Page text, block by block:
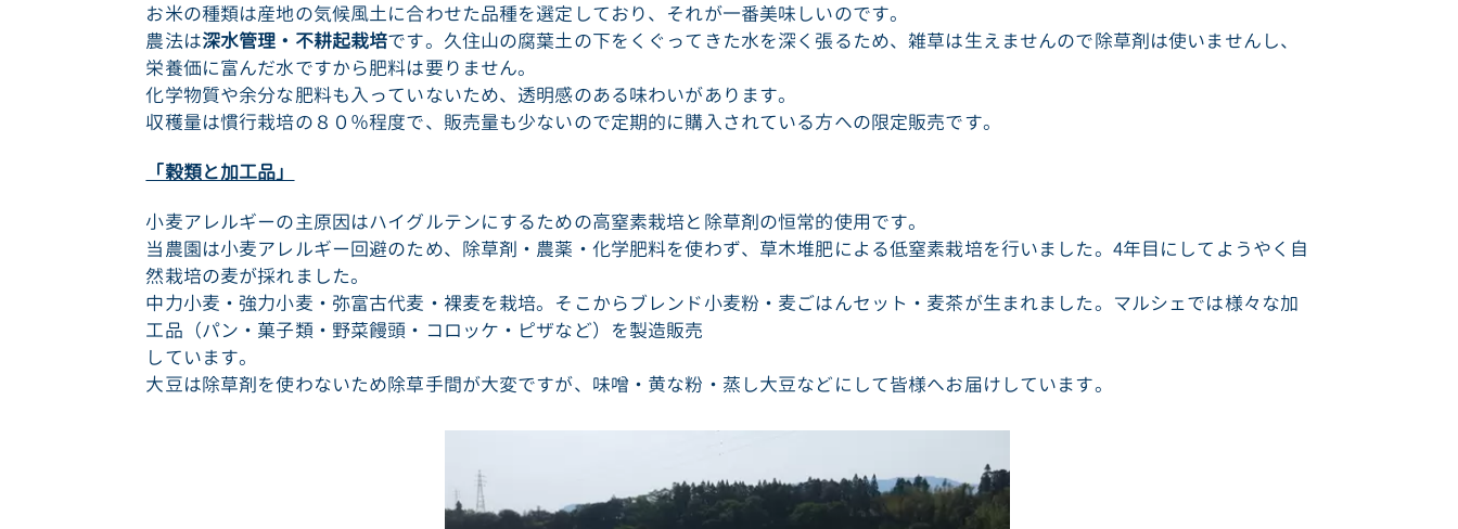
お米の種類は産地の気候風土に合わせた品種を選定しており、それが一番美味しいのです。
農法は深水管理・不耕起栽培です。久住山の腐葉土の下をくぐってきた水を深く張るため、雑草は生えませんので除草剤は使いませんし、
栄養価に富んだ水ですから肥料は要りません。
化学物質や余分な肥料も入っていないため、透明感のある味わいがあります。
収穫量は慣行栽培の８０％程度で、販売量も少ないので定期的に購入されている方への限定販売です。
「穀類と加工品」
小麦アレルギーの主原因はハイグルテンにするための高窒素栽培と除草剤の恒常的使用です。
当農園は小麦アレルギー回避のため、除草剤・農薬・化学肥料を使わず、草木堆肥による低窒素栽培を行いました。4年目にしてようやく自
然栽培の麦が採れました。
中力小麦・強力小麦・弥富古代麦・裸麦を栽培。そこからブレンド小麦粉・麦ごはんセット・麦茶が生まれました。マルシェでは様々な加
工品（パン・菓子類・野菜饅頭・コロッケ・ピザなど）を製造販売
しています。
大豆は除草剤を使わないため除草手間が大変ですが、味噌・黄な粉・蒸し大豆などにして皆様へお届けしています。